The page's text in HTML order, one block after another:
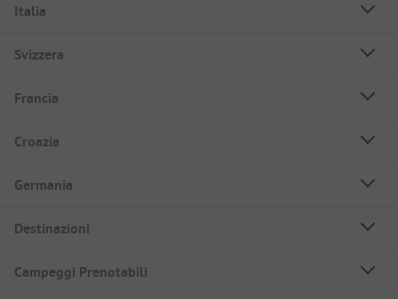
Italia
Svizzera
Francia
Croazia
Germania
Destinazioni
Campeggi Prenotabili